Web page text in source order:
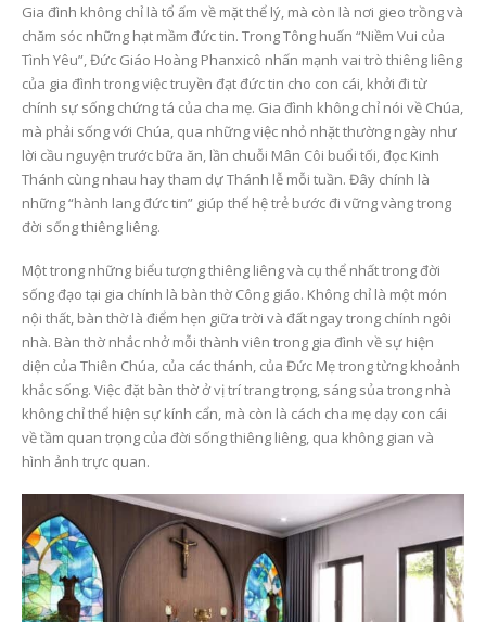
Gia đình không chỉ là tổ ấm về mặt thể lý, mà còn là nơi gieo trồng và
chăm sóc những hạt mầm đức tin. Trong Tông huấn “Niềm Vui của
Tình Yêu”, Đức Giáo Hoàng Phanxicô nhấn mạnh vai trò thiêng liêng
của gia đình trong việc truyền đạt đức tin cho con cái, khởi đi từ
chính sự sống chứng tá của cha mẹ. Gia đình không chỉ nói về Chúa,
mà phải sống với Chúa, qua những việc nhỏ nhặt thường ngày như
lời cầu nguyện trước bữa ăn, lần chuỗi Mân Côi buổi tối, đọc Kinh
Thánh cùng nhau hay tham dự Thánh lễ mỗi tuần. Đây chính là
những “hành lang đức tin” giúp thế hệ trẻ bước đi vững vàng trong
đời sống thiêng liêng.
Một trong những biểu tượng thiêng liêng và cụ thể nhất trong đời
sống đạo tại gia chính là bàn thờ Công giáo. Không chỉ là một món
nội thất, bàn thờ là điểm hẹn giữa trời và đất ngay trong chính ngôi
nhà. Bàn thờ nhắc nhở mỗi thành viên trong gia đình về sự hiện
diện của Thiên Chúa, của các thánh, của Đức Mẹ trong từng khoảnh
khắc sống. Việc đặt bàn thờ ở vị trí trang trọng, sáng sủa trong nhà
không chỉ thể hiện sự kính cẩn, mà còn là cách cha mẹ dạy con cái
về tầm quan trọng của đời sống thiêng liêng, qua không gian và
hình ảnh trực quan.
6 Tháng 7, 2026
Xu hướng thiết kế bàn
thờ Công giáo hiện đại –
Tối giản nhưng vẫn
trang nghiêm
23 Tháng 6, 2026
nghiêm cho gia đình
hiện đại
26 Tháng 5, 2026
Kinh nghiệm chọn
thờ Công giáo đẹp,
hợp với nhà phố,
cư và phòng cầu
26 Tháng 5, 2026